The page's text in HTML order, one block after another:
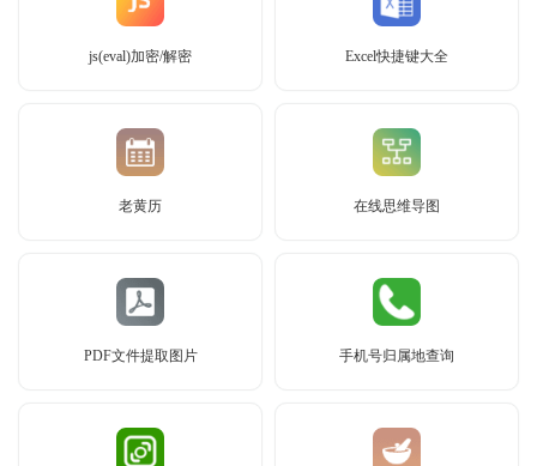
js(eval)加密/解密 Excel快捷键大全
老黄历 在线思维导图
PDF文件提取图片 手机号归属地查询